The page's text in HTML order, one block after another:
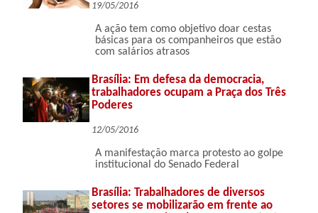
19/05/2016
A ação tem como objetivo doar cestas
básicas para os companheiros que estão
com salários atrasos
Brasília: Em defesa da democracia,
trabalhadores ocupam a Praça dos Três
Poderes
12/05/2016
A manifestação marca protesto ao golpe
institucional do Senado Federal
Brasília: Trabalhadores de diversos
setores se mobilizarão em frente ao